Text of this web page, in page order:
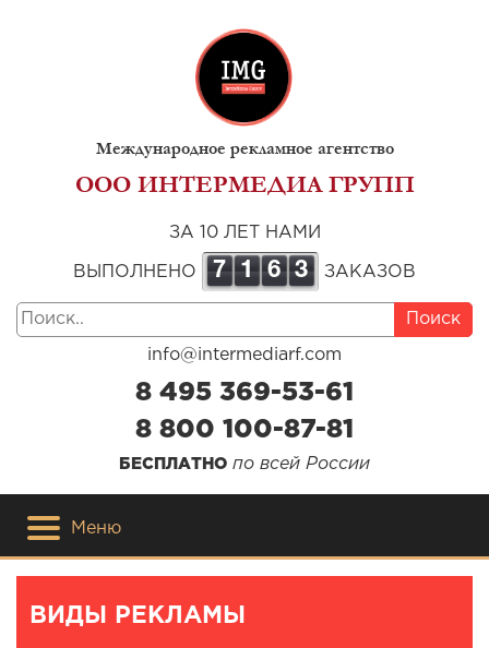
Международное рекламное агентство
ООО ИНТЕРМЕДИА ГРУПП
ЗА 10 ЛЕТ НАМИ
ВЫПОЛНЕНО 7 1 6 3 ЗАКАЗОВ
Поиск
info@intermediarf.com
8 495 369-53-61
8 800 100-87-81
БЕСПЛАТНО по всей России
Меню
ВИДЫ РЕКЛАМЫ